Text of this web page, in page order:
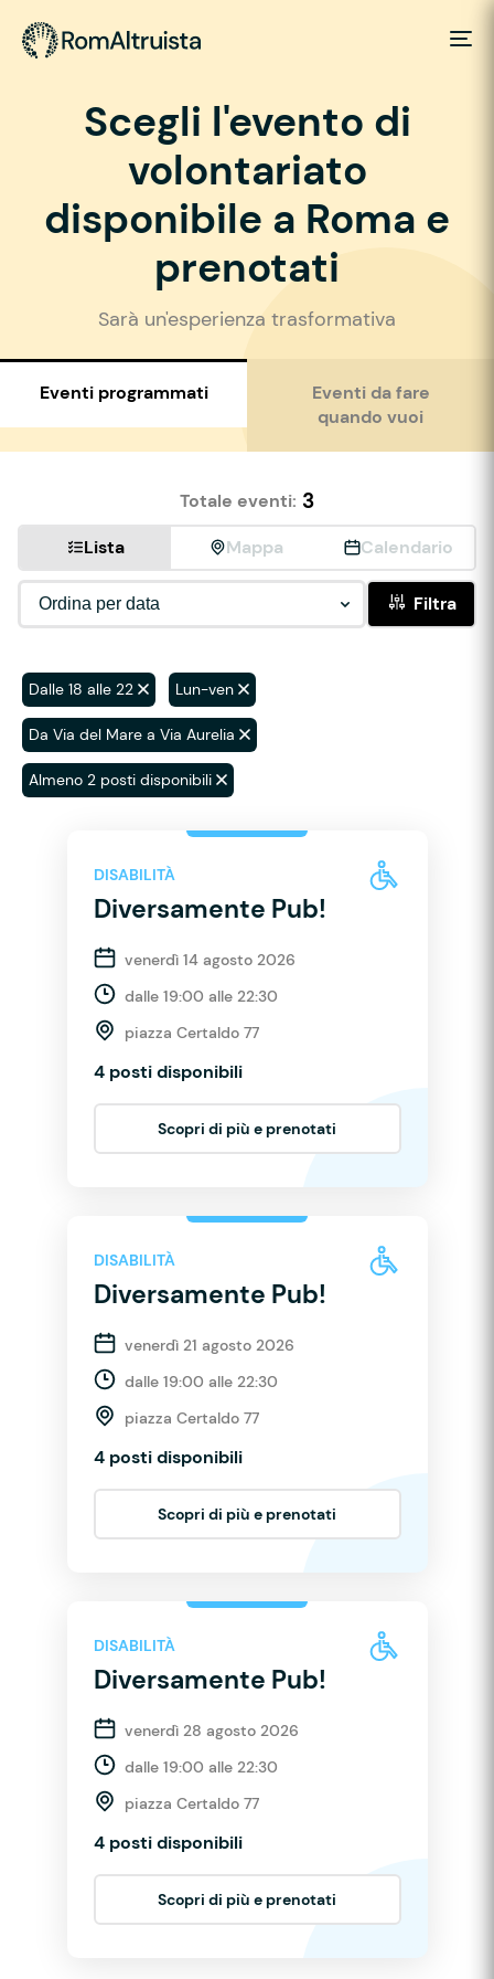
Scegli l'evento di
volontariato
disponibile a Roma e
prenotati
Sarà un'esperienza trasformativa
Eventi programmati
Eventi da fare
quando vuoi
Totale eventi: 3
Lista Mappa Calendario
Filtra
Dalle 18 alle 22 Lun-ven
Da Via del Mare a Via Aurelia
Almeno 2 posti disponibili
DISABILITÀ
Diversamente Pub!
venerdì 14 agosto 2026
dalle 19:00 alle 22:30
piazza Certaldo 77
4 posti disponibili
Scopri di più e prenotati
DISABILITÀ
Diversamente Pub!
venerdì 21 agosto 2026
dalle 19:00 alle 22:30
piazza Certaldo 77
4 posti disponibili
Scopri di più e prenotati
DISABILITÀ
Diversamente Pub!
venerdì 28 agosto 2026
dalle 19:00 alle 22:30
piazza Certaldo 77
4 posti disponibili
Scopri di più e prenotati